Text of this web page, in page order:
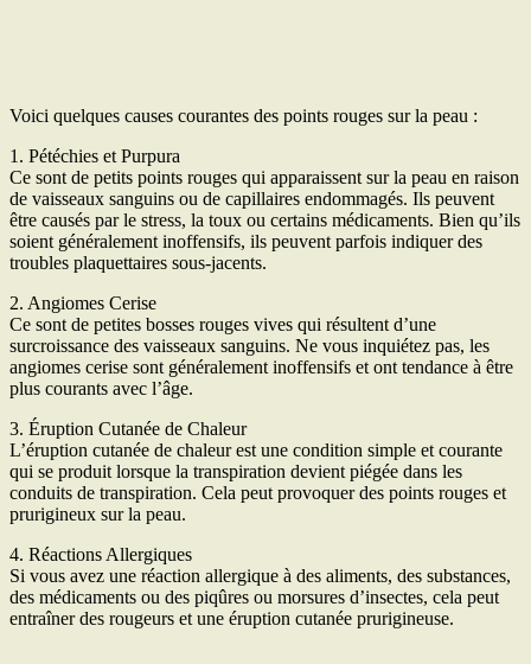
Voici quelques causes courantes des points rouges sur la peau :
1. Pétéchies et Purpura
Ce sont de petits points rouges qui apparaissent sur la peau en raison
de vaisseaux sanguins ou de capillaires endommagés. Ils peuvent
être causés par le stress, la toux ou certains médicaments. Bien qu’ils
soient généralement inoffensifs, ils peuvent parfois indiquer des
troubles plaquettaires sous-jacents.
2. Angiomes Cerise
Ce sont de petites bosses rouges vives qui résultent d’une
surcroissance des vaisseaux sanguins. Ne vous inquiétez pas, les
angiomes cerise sont généralement inoffensifs et ont tendance à être
plus courants avec l’âge.
3. Éruption Cutanée de Chaleur
L’éruption cutanée de chaleur est une condition simple et courante
qui se produit lorsque la transpiration devient piégée dans les
conduits de transpiration. Cela peut provoquer des points rouges et
prurigineux sur la peau.
4. Réactions Allergiques
Si vous avez une réaction allergique à des aliments, des substances,
des médicaments ou des piqûres ou morsures d’insectes, cela peut
entraîner des rougeurs et une éruption cutanée prurigineuse.